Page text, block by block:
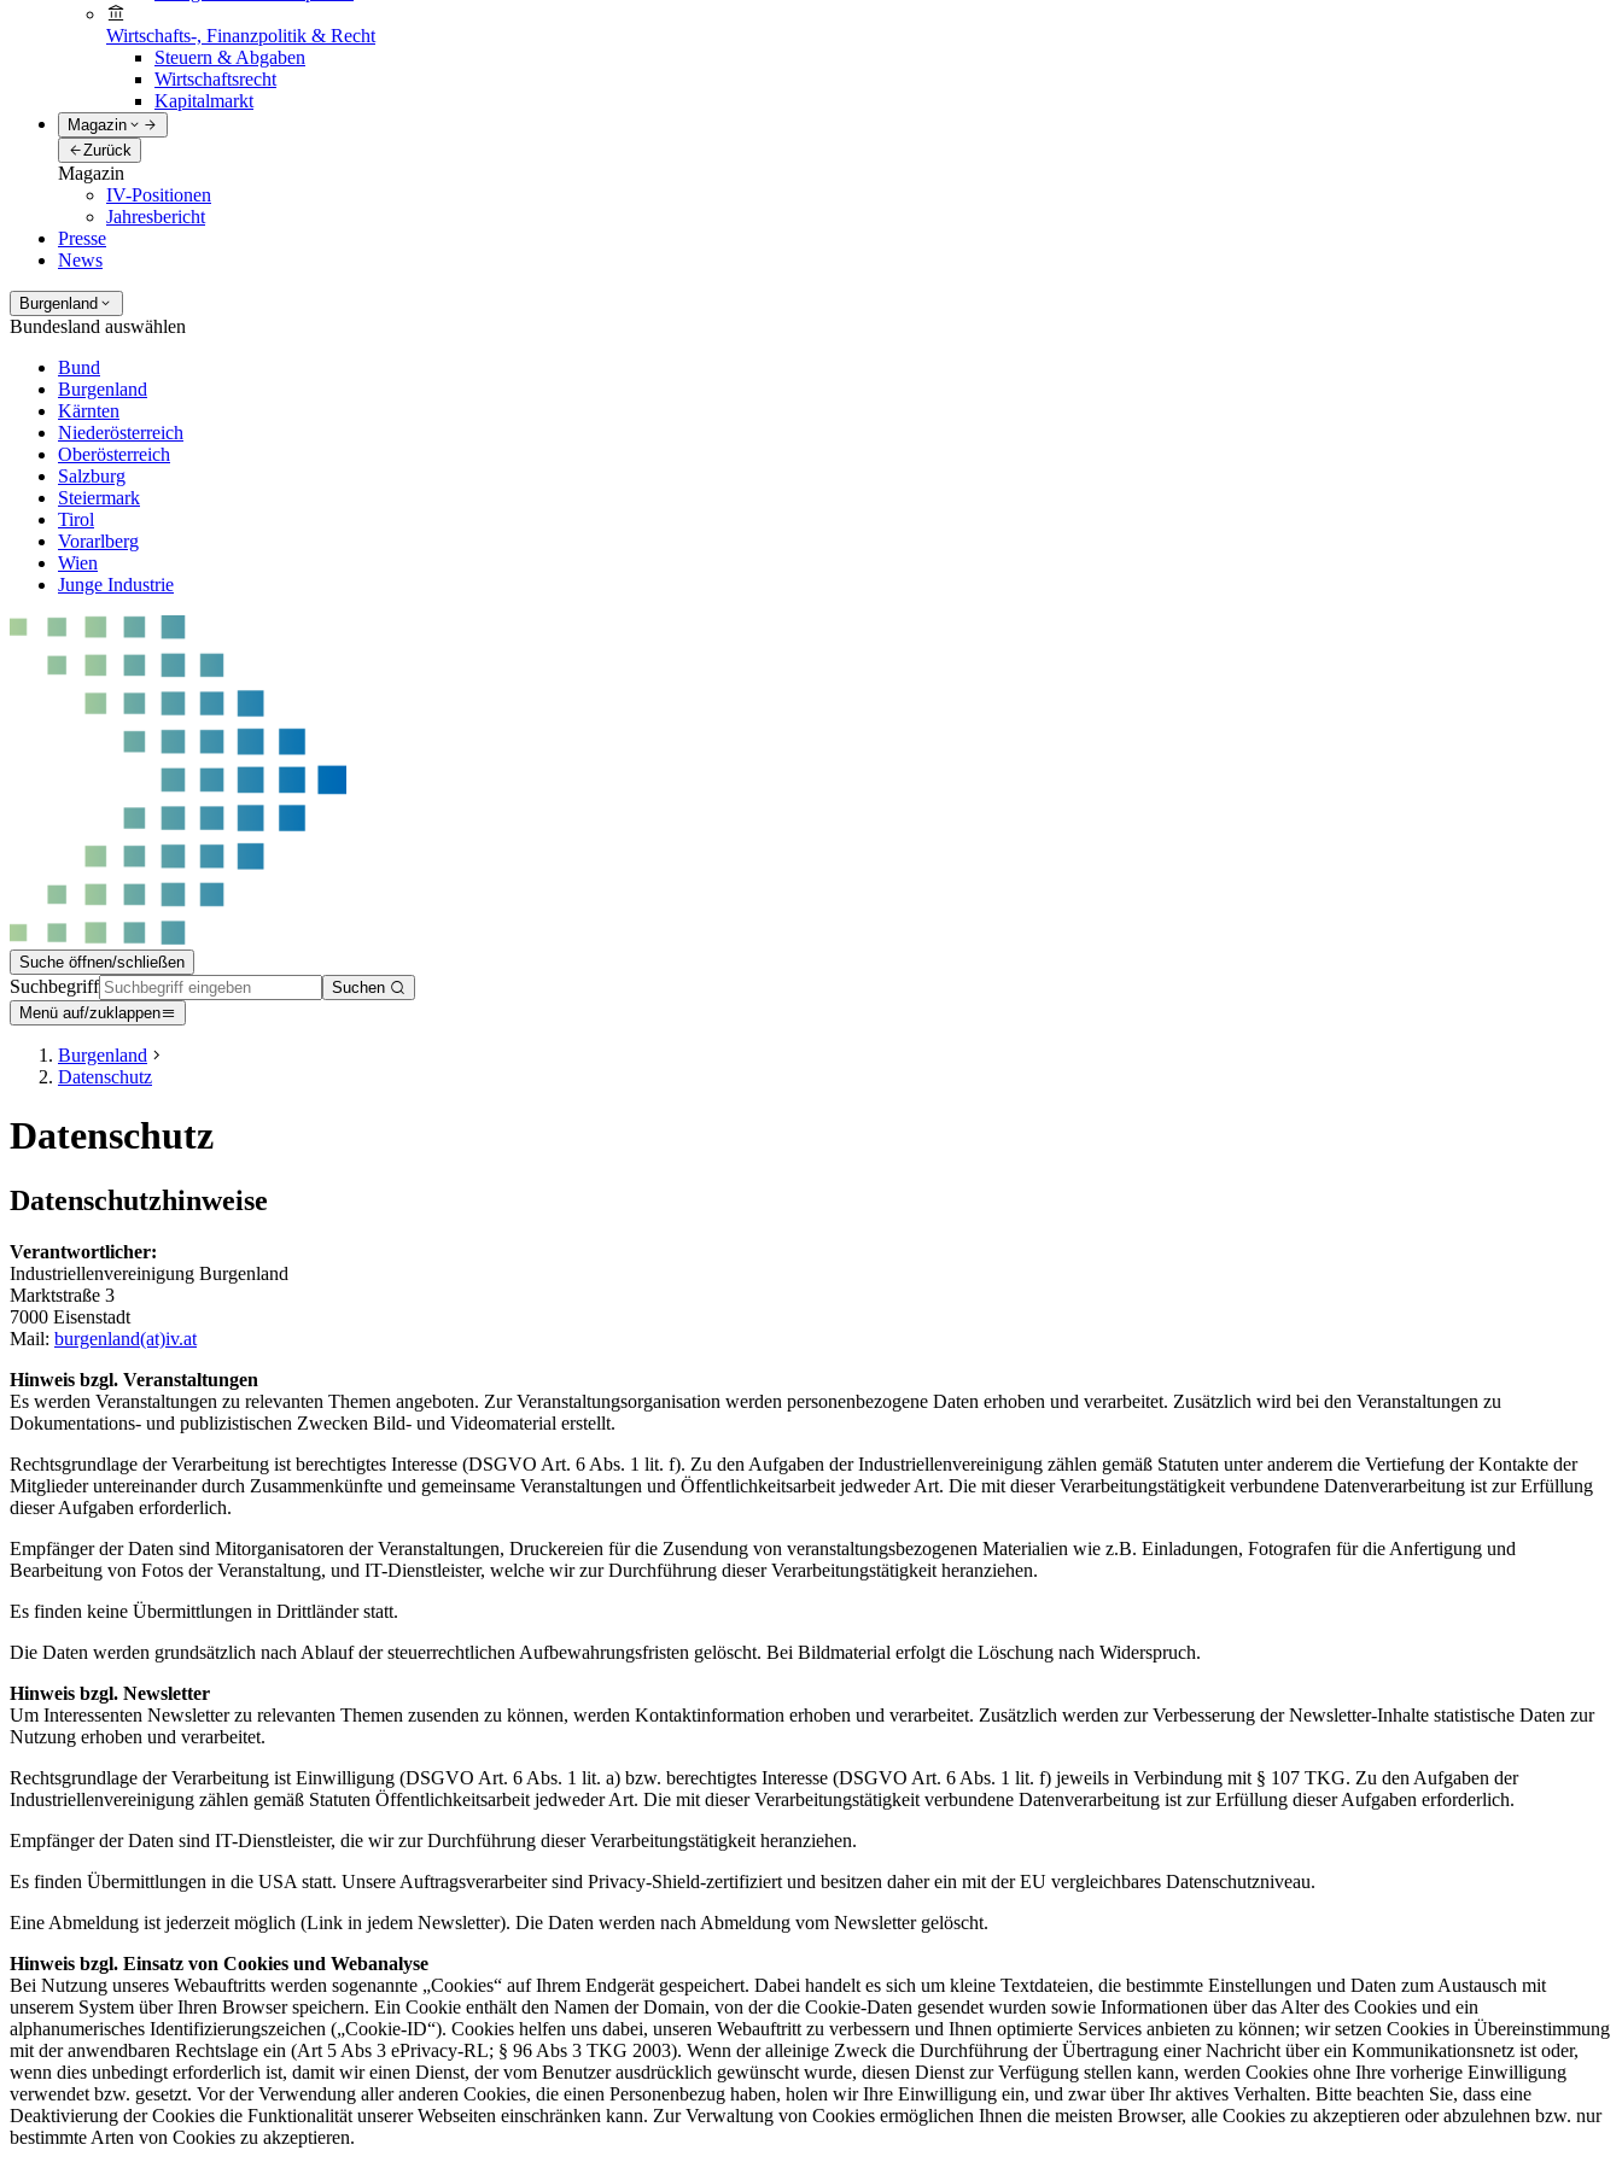
Wirtschafts-, Finanzpolitik & Recht
Steuern & Abgaben
Wirtschaftsrecht
Kapitalmarkt
Magazin
Zurück
Magazin
IV-Positionen
Jahresbericht
Presse
News
Burgenland
Bundesland auswählen
Bund
Burgenland
Kärnten
Niederösterreich
Oberösterreich
Salzburg
Steiermark
Tirol
Vorarlberg
Wien
Junge Industrie
Suche öffnen/schließen
Suchbegriff
Suchen
Menü auf/zuklappen
Burgenland
Datenschutz
Datenschutz
Datenschutzhinweise
Verantwortlicher:
Industriellenvereinigung Burgenland
Marktstraße 3
7000 Eisenstadt
Mail: burgenland(at)iv.at
Hinweis bzgl. Veranstaltungen
Es werden Veranstaltungen zu relevanten Themen angeboten. Zur Veranstaltungsorganisation werden personenbezogene Daten erhoben und verarbeitet. Zusätzlich wird bei den Veranstaltungen zu
Dokumentations- und publizistischen Zwecken Bild- und Videomaterial erstellt.
Rechtsgrundlage der Verarbeitung ist berechtigtes Interesse (DSGVO Art. 6 Abs. 1 lit. f). Zu den Aufgaben der Industriellenvereinigung zählen gemäß Statuten unter anderem die Vertiefung der Kontakte der
Mitglieder untereinander durch Zusammenkünfte und gemeinsame Veranstaltungen und Öffentlichkeitsarbeit jedweder Art. Die mit dieser Verarbeitungstätigkeit verbundene Datenverarbeitung ist zur Erfüllung
dieser Aufgaben erforderlich.
Empfänger der Daten sind Mitorganisatoren der Veranstaltungen, Druckereien für die Zusendung von veranstaltungsbezogenen Materialien wie z.B. Einladungen, Fotografen für die Anfertigung und
Bearbeitung von Fotos der Veranstaltung, und IT-Dienstleister, welche wir zur Durchführung dieser Verarbeitungstätigkeit heranziehen.
Es finden keine Übermittlungen in Drittländer statt.
Die Daten werden grundsätzlich nach Ablauf der steuerrechtlichen Aufbewahrungsfristen gelöscht. Bei Bildmaterial erfolgt die Löschung nach Widerspruch.
Hinweis bzgl. Newsletter
Um Interessenten Newsletter zu relevanten Themen zusenden zu können, werden Kontaktinformation erhoben und verarbeitet. Zusätzlich werden zur Verbesserung der Newsletter-Inhalte statistische Daten zur
Nutzung erhoben und verarbeitet.
Rechtsgrundlage der Verarbeitung ist Einwilligung (DSGVO Art. 6 Abs. 1 lit. a) bzw. berechtigtes Interesse (DSGVO Art. 6 Abs. 1 lit. f) jeweils in Verbindung mit § 107 TKG. Zu den Aufgaben der
Industriellenvereinigung zählen gemäß Statuten Öffentlichkeitsarbeit jedweder Art. Die mit dieser Verarbeitungstätigkeit verbundene Datenverarbeitung ist zur Erfüllung dieser Aufgaben erforderlich.
Empfänger der Daten sind IT-Dienstleister, die wir zur Durchführung dieser Verarbeitungstätigkeit heranziehen.
Es finden Übermittlungen in die USA statt. Unsere Auftragsverarbeiter sind Privacy-Shield-zertifiziert und besitzen daher ein mit der EU vergleichbares Datenschutzniveau.
Eine Abmeldung ist jederzeit möglich (Link in jedem Newsletter). Die Daten werden nach Abmeldung vom Newsletter gelöscht.
Hinweis bzgl. Einsatz von Cookies und Webanalyse
Bei Nutzung unseres Webauftritts werden sogenannte „Cookies“ auf Ihrem Endgerät gespeichert. Dabei handelt es sich um kleine Textdateien, die bestimmte Einstellungen und Daten zum Austausch mit
unserem System über Ihren Browser speichern. Ein Cookie enthält den Namen der Domain, von der die Cookie-Daten gesendet wurden sowie Informationen über das Alter des Cookies und ein
alphanumerisches Identifizierungszeichen („Cookie-ID“). Cookies helfen uns dabei, unseren Webauftritt zu verbessern und Ihnen optimierte Services anbieten zu können; wir setzen Cookies in Übereinstimmung
mit der anwendbaren Rechtslage ein (Art 5 Abs 3 ePrivacy-RL; § 96 Abs 3 TKG 2003). Wenn der alleinige Zweck die Durchführung der Übertragung einer Nachricht über ein Kommunikationsnetz ist oder,
wenn dies unbedingt erforderlich ist, damit wir einen Dienst, der vom Benutzer ausdrücklich gewünscht wurde, diesen Dienst zur Verfügung stellen kann, werden Cookies ohne Ihre vorherige Einwilligung
verwendet bzw. gesetzt. Vor der Verwendung aller anderen Cookies, die einen Personenbezug haben, holen wir Ihre Einwilligung ein, und zwar über Ihr aktives Verhalten. Bitte beachten Sie, dass eine
Deaktivierung der Cookies die Funktionalität unserer Webseiten einschränken kann. Zur Verwaltung von Cookies ermöglichen Ihnen die meisten Browser, alle Cookies zu akzeptieren oder abzulehnen bzw. nur
bestimmte Arten von Cookies zu akzeptieren.